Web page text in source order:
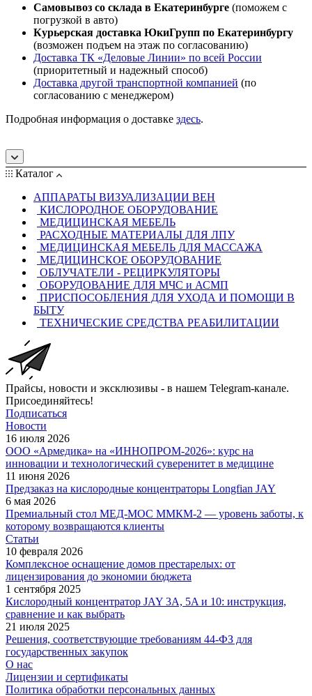
Самовывоз со склада в Екатеринбурге (поможем с
погрузкой в авто)
Курьерская доставка ЮкиГрупп по Екатеринбургу
(возможен подъем на этаж по согласованию)
Доставка ТК «Деловые Линии» по всей России
(приоритетный и надежный способ)
Доставка другой транспортной компанией (по
согласованию с менеджером)
Подробная информация о доставке здесь.
Каталог
АППАРАТЫ ВИЗУАЛИЗАЦИИ ВЕН
КИСЛОРОДНОЕ ОБОРУДОВАНИЕ
МЕДИЦИНСКАЯ МЕБЕЛЬ
РАСХОДНЫЕ МАТЕРИАЛЫ ДЛЯ ЛПУ
МЕДИЦИНСКАЯ МЕБЕЛЬ ДЛЯ МАССАЖА
МЕДИЦИНСКОЕ ОБОРУДОВАНИЕ
ОБЛУЧАТЕЛИ - РЕЦИРКУЛЯТОРЫ
ОБОРУДОВАНИЕ ДЛЯ МЧС и АСМП
ПРИСПОСОБЛЕНИЯ ДЛЯ УХОДА И ПОМОЩИ В
БЫТУ
ТЕХНИЧЕСКИЕ СРЕДСТВА РЕАБИЛИТАЦИИ
Прайсы, новости и эксклюзивы - в нашем Telegram-канале.
Присоединяйтесь!
Подписаться
Новости
16 июля 2026
ООО «Армедика» на «ИННОПРОМ-2026»: курс на
инновации и технологический суверенитет в медицине
11 июня 2026
Предзаказ на кислородные концентраторы Longfian JAY
6 мая 2026
Премиальный стол МЕД-МОС ММКМ-2 — уровень заботы, к
которому возвращаются клиенты
Статьи
10 февраля 2026
Комплексное оснащение домов престарелых: от
лицензирования до экономии бюджета
1 сентября 2025
Кислородный концентратор JAY 3A, 5A и 10: инструкция,
сравнение и как выбрать
21 июля 2025
Решения, соответствующие требованиям 44-ФЗ для
государственных закупок
О нас
Лицензии и сертификаты
Политика обработки персональных данных